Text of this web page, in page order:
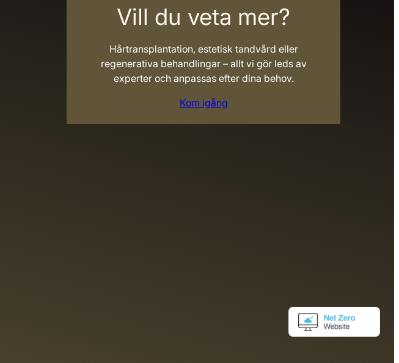
Vill du veta mer?
Hårtransplantation, estetisk tandvård eller
regenerativa behandlingar – allt vi gör leds av
experter och anpassas efter dina behov.
Kom igång